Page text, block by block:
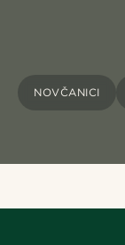
NOVČANICI